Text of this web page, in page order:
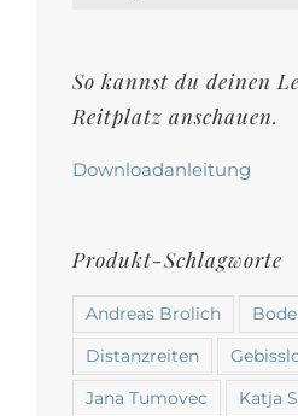
So kannst du deinen
Reitplatz anschauen.
Downloadanleitung
Produkt-Schlagworte
Andreas Brolich
Distanzreiten
Jana Tumovec Katja